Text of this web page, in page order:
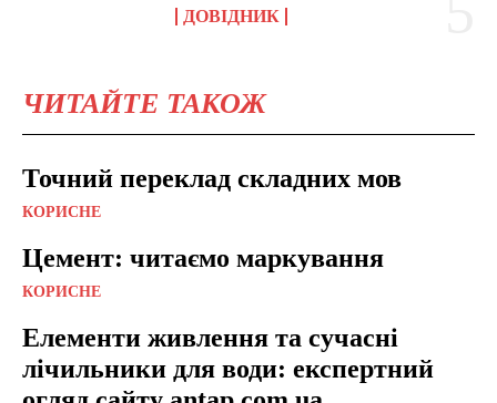
ДОВІДНИК
ЧИТАЙТЕ ТАКОЖ
Точний переклад складних мов
КОРИСНЕ
Цемент: читаємо маркування
КОРИСНЕ
Елементи живлення та сучасні
лічильники для води: експертний